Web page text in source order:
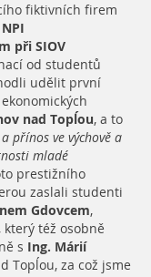
fiktivních firem
při SIOV
od studentů
udělit první
nad Topĺou, a to
přínos ve výchově a
mladé
prestižního
zaslali studenti
Gdovcem,
též osobně
s Ing. Márií
Topĺou, za což jsme